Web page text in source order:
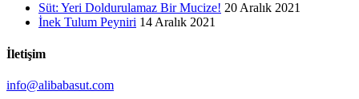
Süt: Yeri Doldurulamaz Bir Mucize! 20 Aralık 2021
İnek Tulum Peyniri 14 Aralık 2021
İletişim
info@alibabasut.com